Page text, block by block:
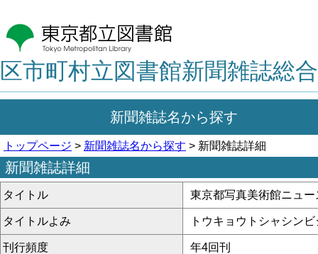
区市町村立図書館新聞雑誌総
新聞雑誌名から探す
トップページ > 新聞雑誌名から探す > 新聞雑誌詳細
新聞雑誌詳細
タイトル 東京都写真美術館ニュー
タイトルよみ トウキョウトシャシン
刊行頻度 年4回刊